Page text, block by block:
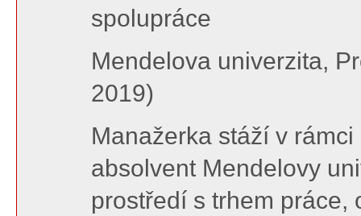
spolupráce
Mendelova univerzita,
2019)
Manažerka stáží v
absolvent Mendelovy
prostředí s trhem